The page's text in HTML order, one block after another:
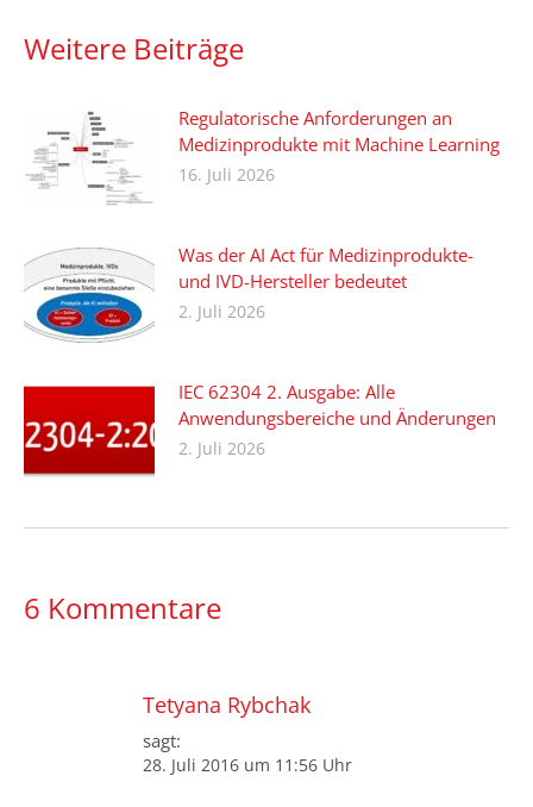
Weitere Beiträge
Regulatorische Anforderungen an
Medizinprodukte mit Machine Learning
16. Juli 2026
Was der AI Act für Medizinprodukte-
und IVD-Hersteller bedeutet
2. Juli 2026
IEC 62304 2. Ausgabe: Alle
Anwendungsbereiche und Änderungen
2. Juli 2026
6 Kommentare
Tetyana Rybchak
sagt:
28. Juli 2016 um 11:56 Uhr